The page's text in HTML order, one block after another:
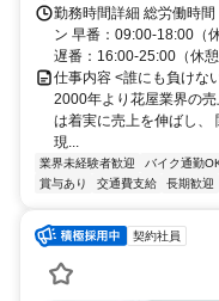
勤務時間詳細 総労働時
ン 早番：09:00-18:00（
遅番：16:00-25:00（休
仕事内容 <誰にも負けな
2000年より花屋業界の
は着実に売上を伸ばし、
現...
業界未経験者歓迎 バイク通勤
賞与あり
交通費支給 長期歓迎
契約社員